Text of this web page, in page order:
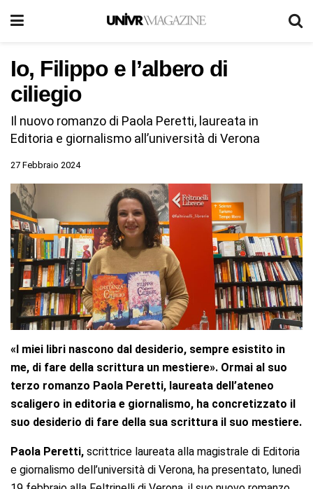
Io, Filippo e l’albero di
ciliegio
Il nuovo romanzo di Paola Peretti, laureata in
Editoria e giornalismo all’università di Verona
27 Febbraio 2024
«I miei libri nascono dal desiderio, sempre esistito in
me, di fare della scrittura un mestiere». Ormai al suo
terzo romanzo Paola Peretti, laureata dell’ateneo
scaligero in editoria e giornalismo, ha concretizzato il
suo desiderio di fare della sua scrittura il suo mestiere.
Paola Peretti, scrittrice laureata alla magistrale di Editoria
e giornalismo dell’università di Verona, ha presentato, lunedì